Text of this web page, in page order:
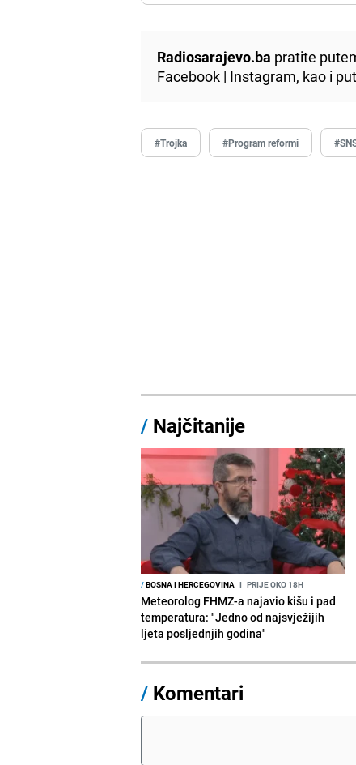
Radiosarajevo.ba pratite
Facebook | Instagram, kao i
#Trojka #Program reformi
/ Najčitanije
/BOSNA I HERCEGOVINA I PRIJE OKO 18H
Meteorolog FHMZ-a najavio kišu i pad
temperatura: "Jedno od najsvježijih
ljeta posljednjih godina"
/ Komentari